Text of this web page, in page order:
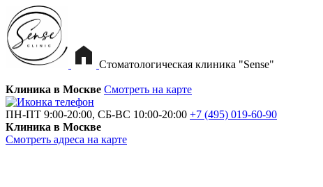
Стоматологическая клиника "Sense"
Клиника в Москве Смотреть на карте
ПН-ПТ 9:00-20:00, СБ-ВС 10:00-20:00 +7 (495) 019-60-90
Клиника в Москве
Смотреть адреса на карте